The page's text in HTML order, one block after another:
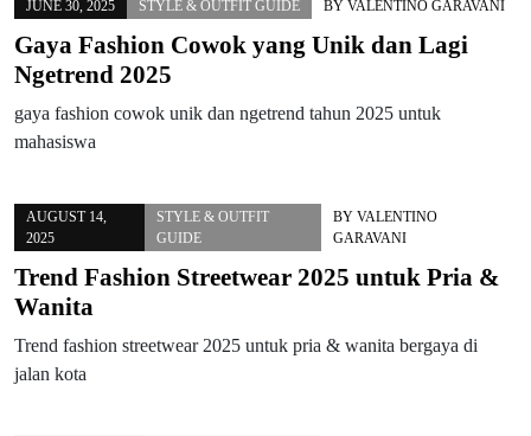
JUNE 30, 2025 STYLE & OUTFIT GUIDE BY VALENTINO GARAVANI
Gaya Fashion Cowok yang Unik dan Lagi
Ngetrend 2025
gaya fashion cowok unik dan ngetrend tahun 2025 untuk
mahasiswa
AUGUST 14,
2025
STYLE & OUTFIT
GUIDE
BY VALENTINO
GARAVANI
Trend Fashion Streetwear 2025 untuk Pria &
Wanita
Trend fashion streetwear 2025 untuk pria & wanita bergaya di
jalan kota